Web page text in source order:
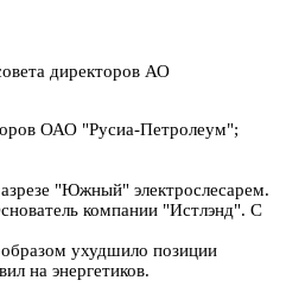
директоров АО
ОАО "Русиа-Петролеум";
"Южный" электрослесарем.
компании "Истлэнд". С
ухудшило позиции
на энергетиков.